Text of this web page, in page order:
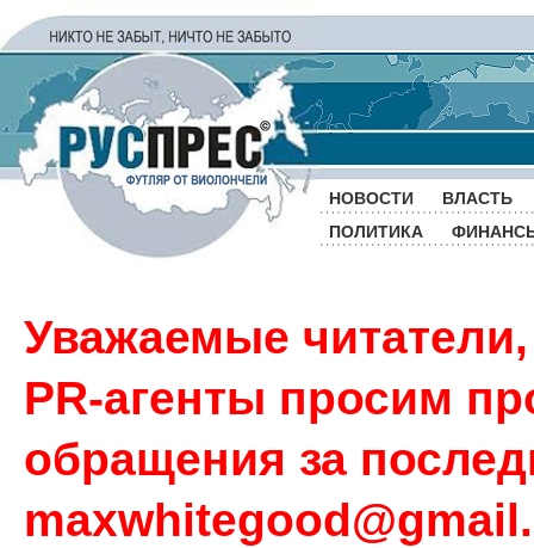
НОВОСТИ
ВЛАСТЬ
ПОЛИТИКА
Уважаемые
PR-агенты просим
обращения за